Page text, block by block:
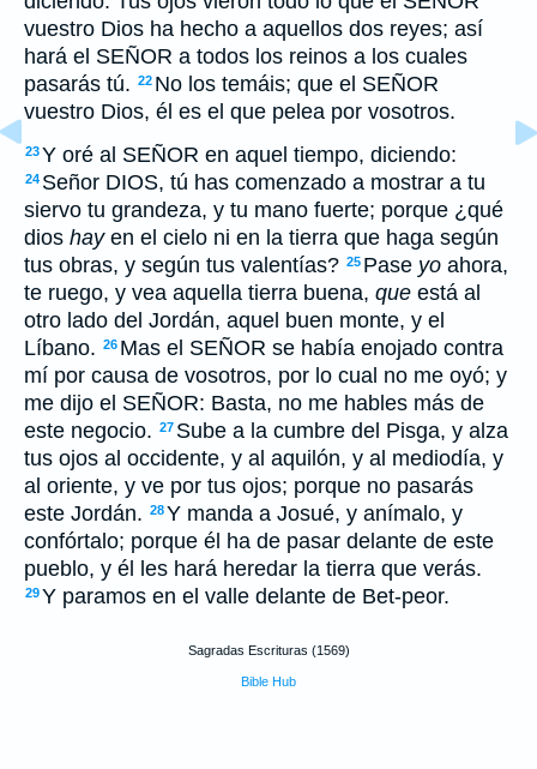
vuestro Dios ha hecho a aquellos dos reyes; así
hará el SEÑOR a todos los reinos a los cuales
pasarás tú. 22 No los temáis; que el SEÑOR
vuestro Dios, él es el que pelea por vosotros.
23Y oré al SEÑOR en aquel tiempo, diciendo:
24 Señor DIOS, tú has comenzado a mostrar a tu
siervo tu grandeza, y tu mano fuerte; porque ¿qué
dios hayen el cielo ni en la tierra que haga según
tus obras, y según tus valentías? 25 Pase yo ahora,
te ruego, y vea aquella tierra buena, que está al
otro lado del Jordán, aquel buen monte, y el
Líbano. 26 Mas el SEÑOR se había enojado contra
mí por causa de vosotros, por lo cual no me oyó; y
me dijo el SEÑOR: Basta, no me hables más de
este negocio. 27 Sube a la cumbre del Pisga, y alza
tus ojos al occidente, y al aquilón, y al mediodía, y
al oriente, y ve por tus ojos; porque no pasarás
este Jordán. 28Y manda a Josué, y anímalo, y
confórtalo; porque él ha de pasar delante de este
pueblo, y él les hará heredar la tierra que verás.
29Y paramos en el valle delante de Bet-peor.
Sagradas Escrituras (1569)
Bible Hub